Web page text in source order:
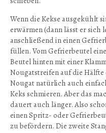
Wenn die Kekse ausgekühlt
erwärmen (dann lässt er
anschließend in einen
füllen. Vom Gefrierbeutel
Beutel hinten mit einer
Nougatstreifen auf die Hälfte
Nougat natürlich auch
Keks schmieren. Aber das
dauert auch länger. Also
einen Spritz- oder
zu befördern. Die zweite